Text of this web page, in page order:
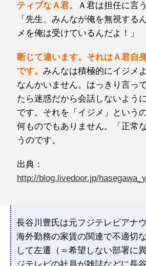
ティブなＡ君。Ａ君は担任に言
「先生、みんなが俺を無視する
メを俺は受けているんだよ！」
断じて違います。それはＡ君自
です。 みんなは積極的にイジメ
なんかいません。はっきり言っ
たら迷惑だから会話しないよう
です。それを「イジメ」という
何ものでもありません。「正常
うのです。
出典：
http://blog.livedoor.jp/
長谷川豊氏は元フジテレビアナ
海外勤務の家賃の関連で不適切
して左遷（＝希望しない部署に